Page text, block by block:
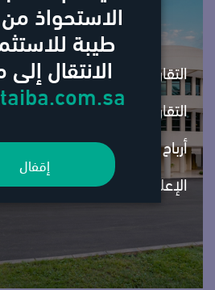
التقارير السنوية
التقارير ربع السنوية
أرباح المساهمين غير المستلمة
الإعلانات المالية
الاستحواذ
طيبة
الانتقال
إقفال